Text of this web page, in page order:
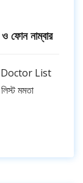
ও ফোন নাম্বার
List
মমতা